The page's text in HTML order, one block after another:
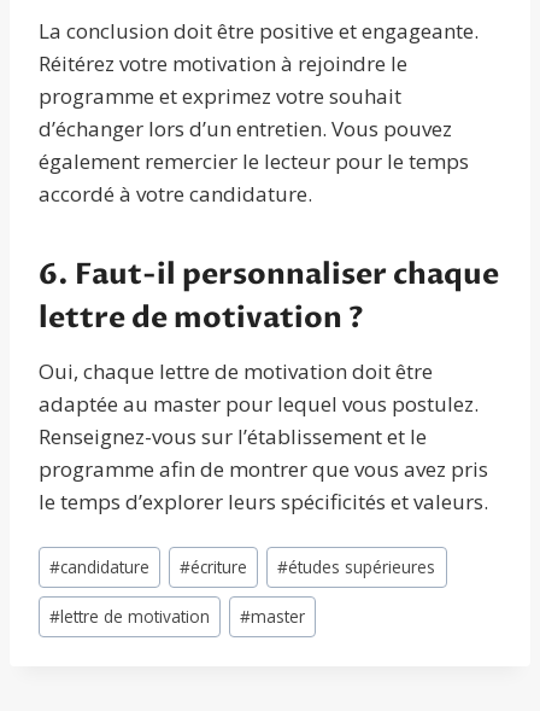
La conclusion doit être positive et engageante.
Réitérez votre motivation à rejoindre le
programme et exprimez votre souhait
d’échanger lors d’un entretien. Vous pouvez
également remercier le lecteur pour le temps
accordé à votre candidature.
6. Faut-il personnaliser chaque
lettre de motivation ?
Oui, chaque lettre de motivation doit être
adaptée au master pour lequel vous postulez.
Renseignez-vous sur l’établissement et le
programme afin de montrer que vous avez pris
le temps d’explorer leurs spécificités et valeurs.
Étiquettes
de
la
#candidature #écriture #études supérieures
#lettre de motivation #master